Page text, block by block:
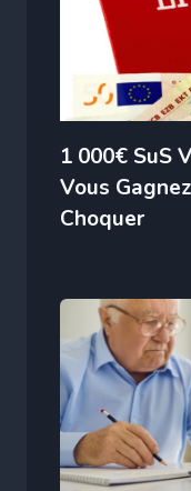
1 000€ SuS
Vous
Choquer